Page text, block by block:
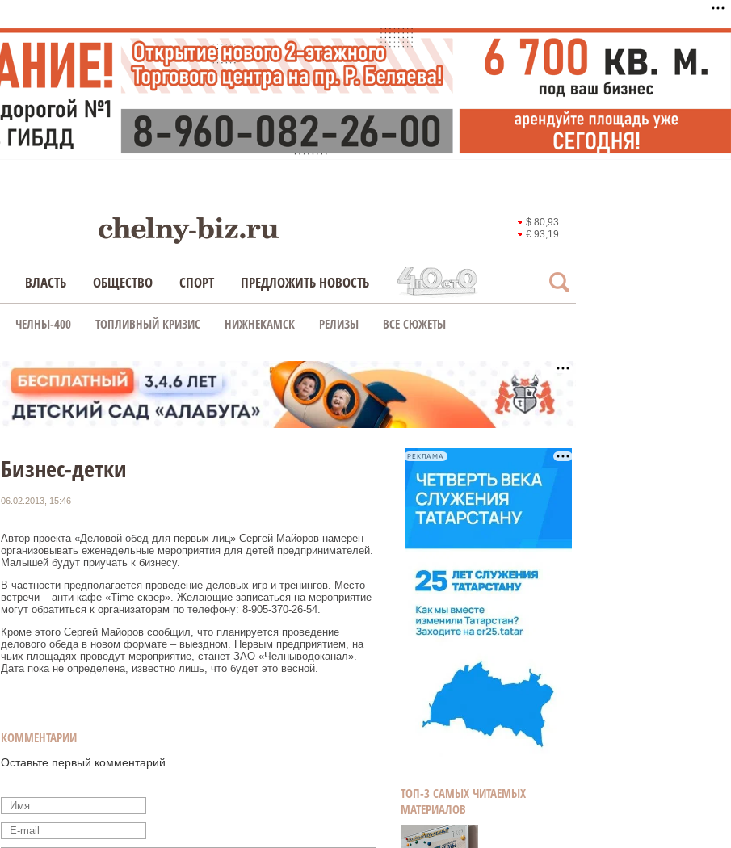
$ 80,93
€ 93,19
ВЛАСТЬ ОБЩЕСТВО СПОРТ ПРЕДЛОЖИТЬ НОВОСТЬ
ЧЕЛНЫ-400 ТОПЛИВНЫЙ КРИЗИС НИЖНЕКАМСК РЕЛИЗЫ ВСЕ СЮЖЕТЫ
Бизнес-детки
06.02.2013, 15:46
Автор проекта «Деловой обед для первых лиц» Сергей Майоров намерен
организовывать еженедельные мероприятия для детей предпринимателей.
Малышей будут приучать к бизнесу.
В частности предполагается проведение деловых игр и тренингов. Место
встречи – анти-кафе «Time-сквер». Желающие записаться на мероприятие
могут обратиться к организаторам по телефону: 8-905-370-26-54.
Кроме этого Сергей Майоров сообщил, что планируется проведение
делового обеда в новом формате – выездном. Первым предприятием, на
чьих площадях проведут мероприятие, станет ЗАО «Челныводоканал».
Дата пока не определена, известно лишь, что будет это весной.
КОММЕНТАРИИ
Оставьте первый комментарий
РЕКЛАМА
ТОП-3 САМЫХ ЧИТАЕМЫХ
МАТЕРИАЛОВ